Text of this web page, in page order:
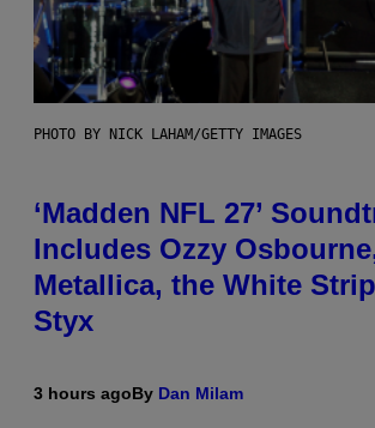
PHOTO BY NICK LAHAM/GETTY IMAGES
‘Madden NFL 27’
Includes Ozzy
Metallica, the White
Styx
3 hours agoBy Dan Milam